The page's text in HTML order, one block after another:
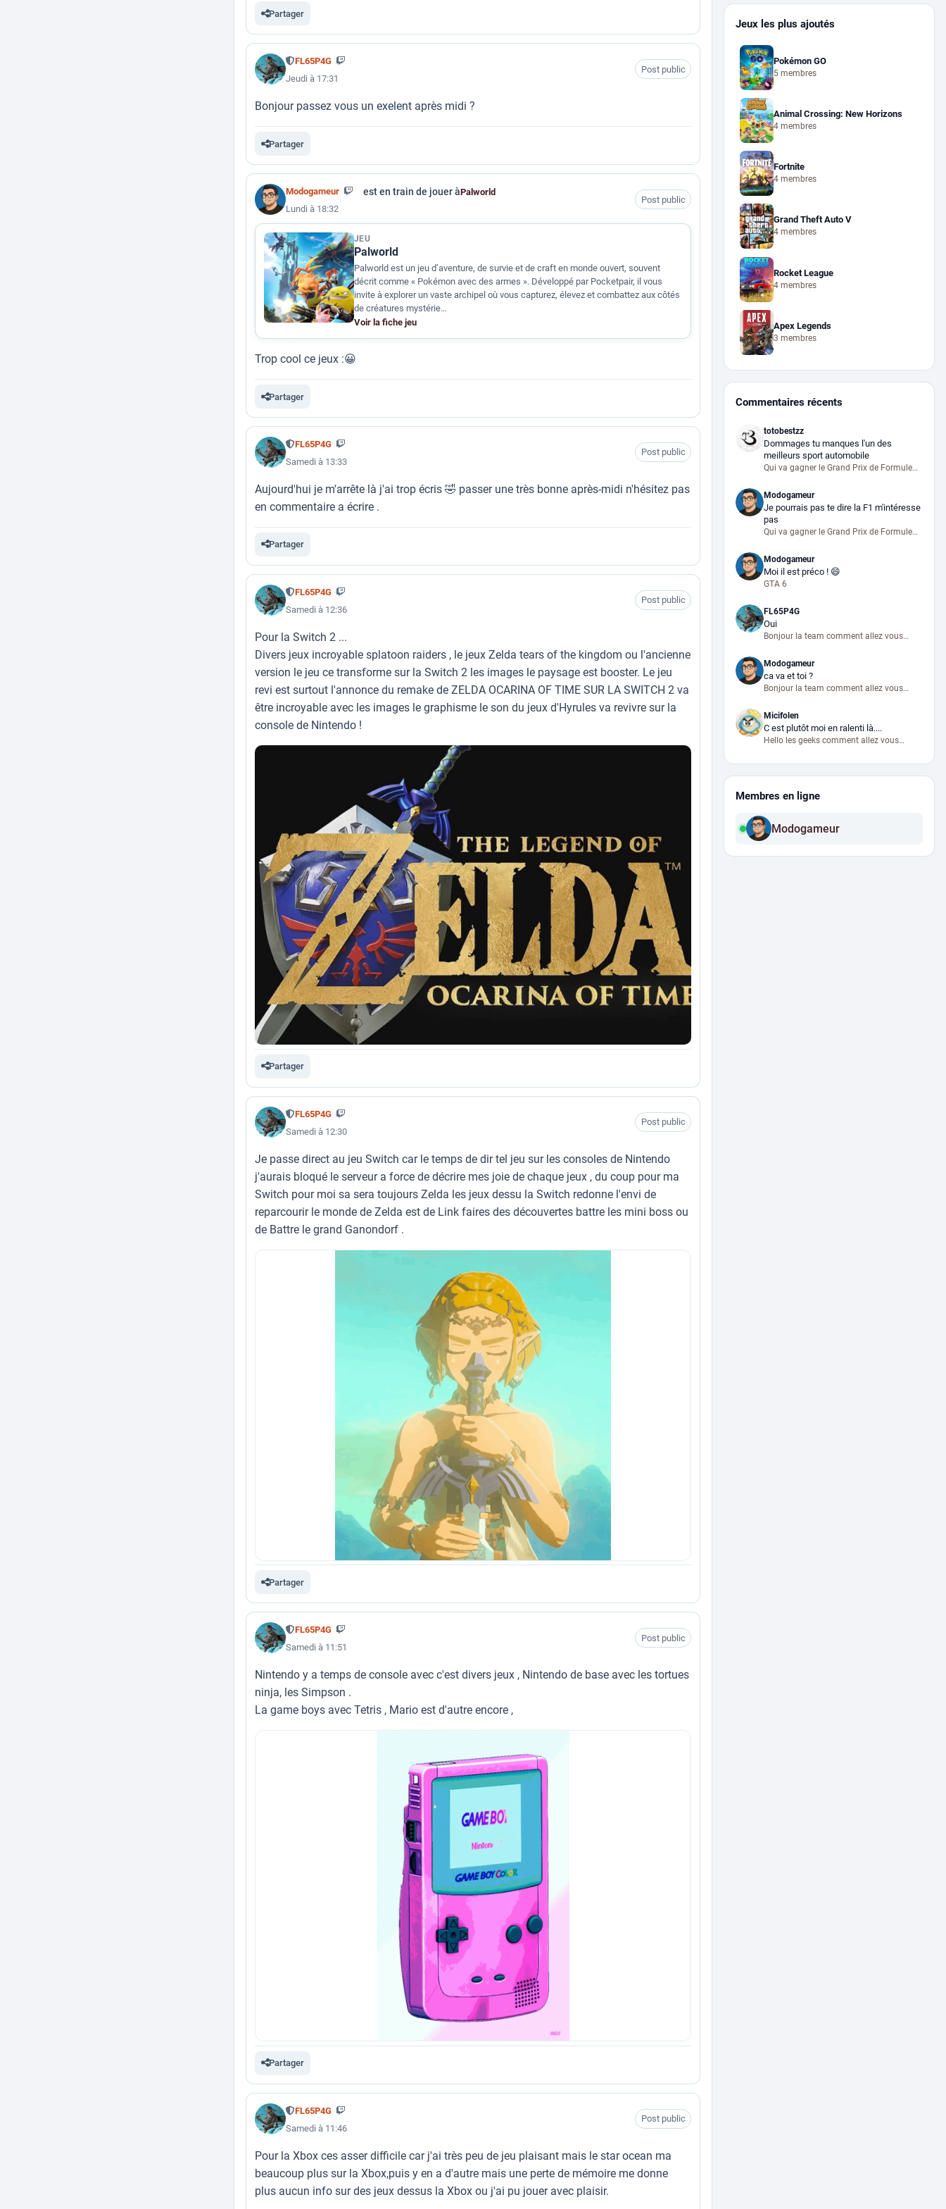
Partager
FL65P4G
Jeudi à 17:31
Post public
Bonjour passez vous un exelent après midi ?
Partager
Modogameur est en train de jouer àPalworld
Lundi à 18:32
Post public
JEU
Palworld
Palworld est un jeu d’aventure, de survie et de craft en monde ouvert, souvent
décrit comme « Pokémon avec des armes ». Développé par Pocketpair, il vous
invite à explorer un vaste archipel où vous capturez, élevez et combattez aux côtés
de créatures mystérie…
Voir la fiche jeu
Trop cool ce jeux :😀
Partager
FL65P4G
Samedi à 13:33
Post public
Aujourd'hui je m'arrête là j'ai trop écris 🤣 passer une très bonne après-midi n'hésitez pas
en commentaire a écrire .
Partager
FL65P4G
Samedi à 12:36
Post public
Pour la Switch 2 ...
Divers jeux incroyable splatoon raiders , le jeux Zelda tears of the kingdom ou l'ancienne
version le jeu ce transforme sur la Switch 2 les images le paysage est booster. Le jeu
revi est surtout l'annonce du remake de ZELDA OCARINA OF TIME SUR LA SWITCH 2 va
être incroyable avec les images le graphisme le son du jeux d'Hyrules va revivre sur la
console de Nintendo !
Partager
FL65P4G
Samedi à 12:30
Post public
Je passe direct au jeu Switch car le temps de dir tel jeu sur les consoles de Nintendo
j'aurais bloqué le serveur a force de décrire mes joie de chaque jeux , du coup pour ma
Switch pour moi sa sera toujours Zelda les jeux dessu la Switch redonne l'envi de
reparcourir le monde de Zelda est de Link faires des découvertes battre les mini boss ou
de Battre le grand Ganondorf .
Partager
FL65P4G
Samedi à 11:51
Post public
Nintendo y a temps de console avec c'est divers jeux , Nintendo de base avec les tortues
ninja, les Simpson .
La game boys avec Tetris , Mario est d'autre encore ,
Partager
FL65P4G
Samedi à 11:46
Post public
Pour la Xbox ces asser difficile car j'ai très peu de jeu plaisant mais le star ocean ma
beaucoup plus sur la Xbox,puis y en a d'autre mais une perte de mémoire me donne
plus aucun info sur des jeux dessus la Xbox ou j'ai pu jouer avec plaisir.
Jeux les plus ajoutés
Pokémon GO
5 membres
Animal Crossing: New Horizons
4 membres
Fortnite
4 membres
Grand Theft Auto V
4 membres
Rocket League
4 membres
Apex Legends
3 membres
Commentaires récents
totobestzz
Dommages tu manques l'un des
meilleurs sport automobile
Qui va gagner le Grand Prix de Formule…
Modogameur
Je pourrais pas te dire la F1 m'intéresse
pas
Qui va gagner le Grand Prix de Formule…
Modogameur
Moi il est préco ! 😄
GTA 6
FL65P4G
Oui
Bonjour la team comment allez vous
Modogameur
ca va et toi ?
Bonjour la team comment allez vous
Micifolen
C est plutôt moi en ralenti là....
Hello les geeks comment allez vous
Membres en ligne
Modogameur